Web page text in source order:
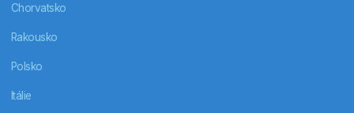
Chorvatsko
Rakousko
Polsko
Itálie